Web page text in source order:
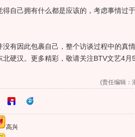
自己拥有什么都是应该的，考虑事情过
有因此包裹自己，整个访谈过程中的真
硬汉。更多精彩，敬请关注BTV文艺4月
(责任编辑：
高兴